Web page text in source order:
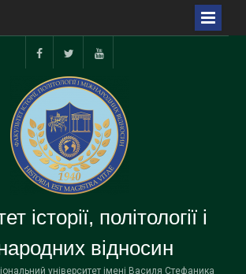
facebooktwitter youtube
історії, політології і
відносин
університет імені Василя Стефаника